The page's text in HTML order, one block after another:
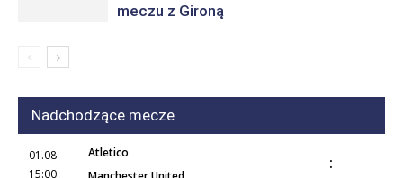
meczu z Gironą
Nadchodzące mecze
01.08
15:00
Atletico
: